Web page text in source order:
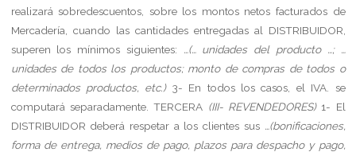
realizará sobredescuentos, sobre los montos netos facturados de
Mercadería, cuando las cantidades entregadas al DISTRIBUIDOR,
superen los mínimos siguientes: …(… unidades del producto …; …
unidades de todos los productos; monto de compras de todos o
determinados productos, etc.) 3- En todos los casos, el IVA. se
computará separadamente.TERCERA (III- REVENDEDORES) 1- El
DISTRIBUIDOR deberá respetar a los clientes sus …(bonificaciones,
forma de entrega, medios de pago, plazos para despacho y pago,